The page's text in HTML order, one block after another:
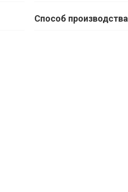
Способ производства